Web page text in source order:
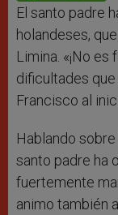
r
El santo padre
holandeses,
Limina. «¡No
dificultades
Francisco al
Hablando
santo padre ha
fuertemente
animo también